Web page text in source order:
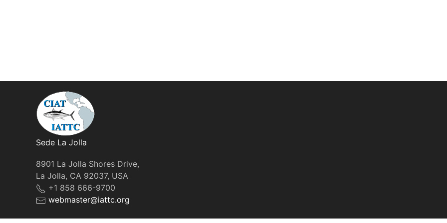
Sede La Jolla
8901 La Jolla Shores Drive,
La Jolla, CA 92037, USA
+1 858 666-9700
webmaster@iattc.org